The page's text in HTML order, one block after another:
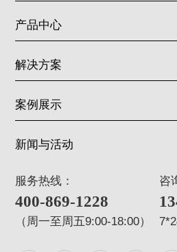
产品中心
解决方案
案例展示
新闻与活动
服务热线：
400-869-1228
（周一至周五9:00-18:00）
咨